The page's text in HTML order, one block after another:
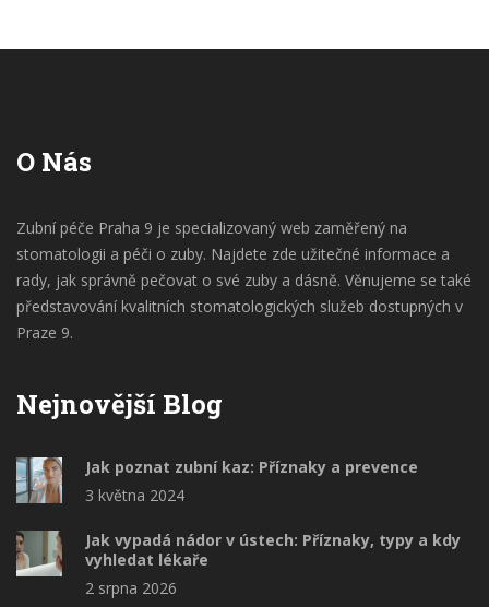
O Nás
Zubní péče Praha 9 je specializovaný web zaměřený na
stomatologii a péči o zuby. Najdete zde užitečné informace a
rady, jak správně pečovat o své zuby a dásně. Věnujeme se také
představování kvalitních stomatologických služeb dostupných v
Praze 9.
Nejnovější Blog
Jak poznat zubní kaz: Příznaky a prevence
3 května 2024
Jak vypadá nádor v ústech: Příznaky, typy a kdy
vyhledat lékaře
2 srpna 2026